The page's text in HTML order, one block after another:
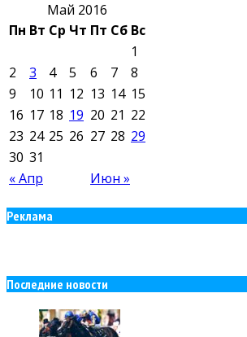
Май 2016
Пн Вт Ср Чт Пт Сб Вс
« Апр Июн »
1
2
3 4 5 6 7
8
9
10 11 12 13 14 15
16 17 18 19 20 21 22
23 24 25 26 27 28 29
30 31
Реклама
Последние новости